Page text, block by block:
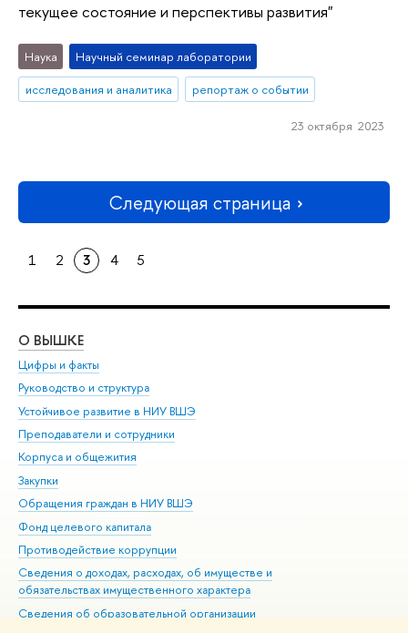
текущее состояние и перспективы развития"
Наука
Научный семинар лаборатории
исследования и аналитика
репортаж о событии
23 октября 2023
Следующая страница
1 2 3 4 5
О ВЫШКЕ
Цифры и факты
Руководство и структура
Устойчивое развитие в НИУ ВШЭ
Преподаватели и сотрудники
Корпуса и общежития
Закупки
Обращения граждан в НИУ ВШЭ
Фонд целевого капитала
Противодействие коррупции
Сведения о доходах, расходах, об имуществе и
обязательствах имущественного характера
Сведения об образовательной организации